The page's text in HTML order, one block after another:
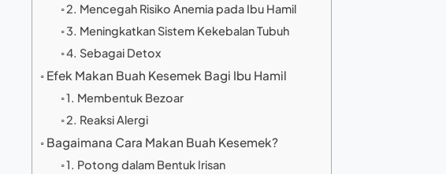
2. Mencegah Risiko Anemia pada Ibu Hamil
3. Meningkatkan Sistem Kekebalan Tubuh
4. Sebagai Detox
Efek Makan Buah Kesemek Bagi Ibu Hamil
1. Membentuk Bezoar
2. Reaksi Alergi
Bagaimana Cara Makan Buah Kesemek?
1. Potong dalam Bentuk Irisan